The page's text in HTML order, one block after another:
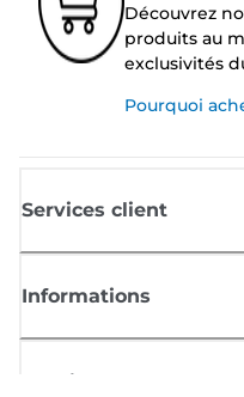
Découvrez
produits au
exclusivités
Pourquoi
Services client
Informations
Boutique